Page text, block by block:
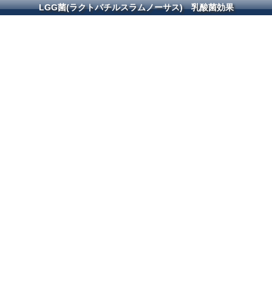
LGG菌(ラクトバチルスラムノーサス) 乳酸菌効果